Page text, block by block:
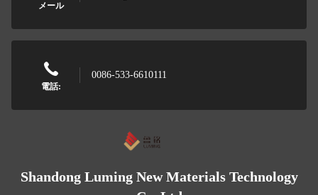
メール
電話:
0086-533-6610111
Shandong Luming New Materials Technology